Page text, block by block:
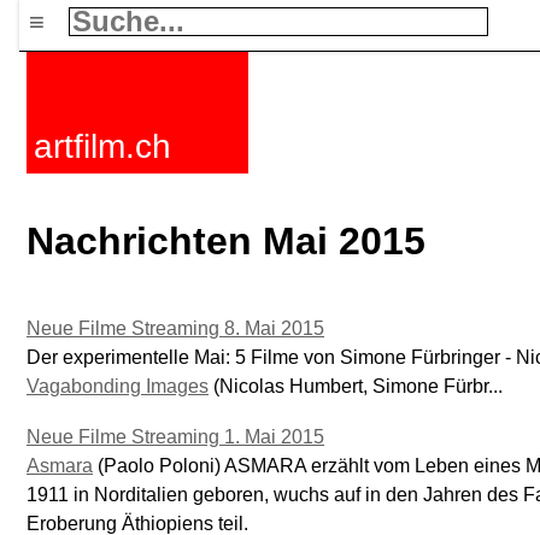
≡
artfilm.ch
Nachrichten Mai 2015
Neue Filme Streaming 8. Mai 2015
Der experimentelle Mai: 5 Filme von Simone Fürbringer -
Vagabonding Images (Nicolas Humbert, Simone Fürbr...
Neue Filme Streaming 1. Mai 2015
Asmara (Paolo Poloni) ASMARA erzählt vom Leben eines
1911 in Norditalien geboren, wuchs auf in den Jahren des
Eroberung Äthiopiens teil.